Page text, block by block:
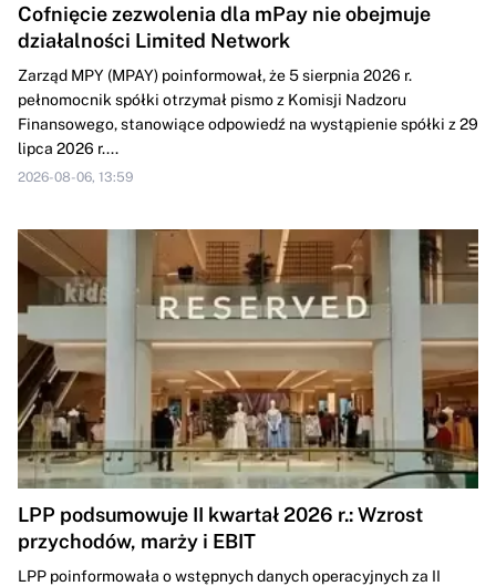
Cofnięcie zezwolenia dla mPay nie obejmuje
działalności Limited Network
Zarząd MPY (MPAY) poinformował, że 5 sierpnia 2026 r.
pełnomocnik spółki otrzymał pismo z Komisji Nadzoru
Finansowego, stanowiące odpowiedź na wystąpienie spółki z 29
lipca 2026 r....
2026-08-06, 13:59
LPP podsumowuje II kwartał 2026 r.: Wzrost
przychodów, marży i EBIT
LPP poinformowała o wstępnych danych operacyjnych za II